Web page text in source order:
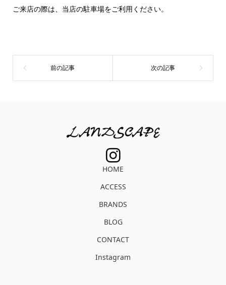
ご来店の際は、当店の駐車場をご利用ください。
HOME
ACCESS
BRANDS
BLOG
CONTACT
Instagram